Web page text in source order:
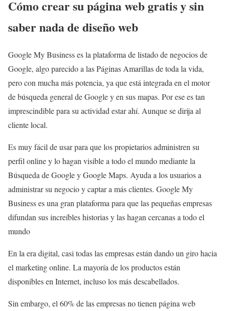
Cómo crear su página web gratis y sin
saber nada de diseño web
Google My Business es la plataforma de listado de negocios de
Google, algo parecido a las Páginas Amarillas de toda la vida,
pero con mucha más potencia, ya que está integrada en el motor
de búsqueda general de Google y en sus mapas. Por ese es tan
imprescindible para su actividad estar ahí. Aunque se dirija al
cliente local.
Es muy fácil de usar para que los propietarios administren su
perfil online y lo hagan visible a todo el mundo mediante la
Búsqueda de Google y Google Maps. Ayuda a los usuarios a
administrar su negocio y captar a más clientes. Google My
Business es una gran plataforma para que las pequeñas empresas
difundan sus increíbles historias y las hagan cercanas a todo el
mundo
En la era digital, casi todas las empresas están dando un giro hacia
el marketing online. La mayoría de los productos están
disponibles en Internet, incluso los más descabellados.
Sin embargo, el 60% de las empresas no tienen página web